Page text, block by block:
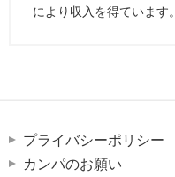
により収入を得ています。
プライバシーポリシー
カンパのお願い